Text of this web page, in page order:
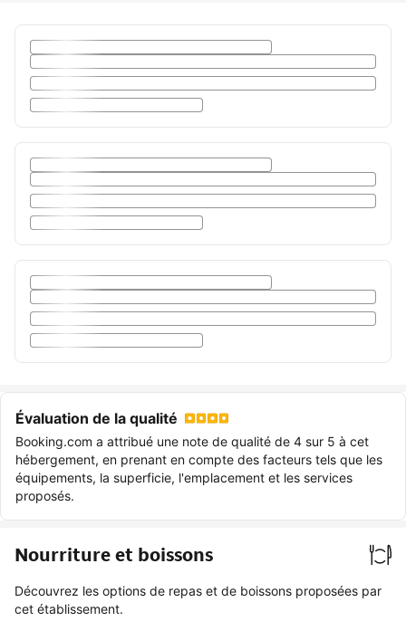
Évaluation de la qualité
Booking.com a attribué une note de qualité de 4 sur 5 à cet
hébergement, en prenant en compte des facteurs tels que les
équipements, la superficie, l'emplacement et les services
proposés.
Nourriture et boissons
Découvrez les options de repas et de boissons proposées par
cet établissement.